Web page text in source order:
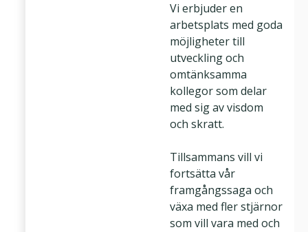
Vi erbjuder en
arbetsplats med goda
möjligheter till
utveckling och
omtänksamma
kollegor som delar
med sig av visdom
och skratt.
Tillsammans vill vi
fortsätta vår
framgångssaga och
växa med fler stjärnor
som vill vara med och